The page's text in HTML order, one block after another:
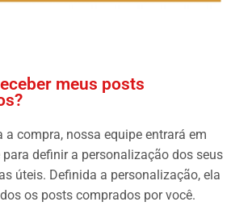
meus posts
a compra, nossa equipe entrará em
definir a personalização dos seus
úteis. Definida a personalização, ela
os posts comprados por você.